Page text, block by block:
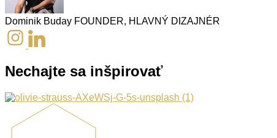
Dominik Buday FOUNDER, HLAVNÝ DIZAJNÉR
Nechajte sa inšpirovať